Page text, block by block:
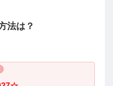
法は？